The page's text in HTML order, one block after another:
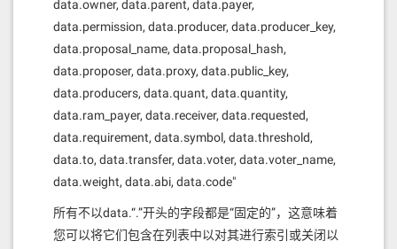
data.owner, data.parent, data.payer,
data.permission, data.producer, data.producer_key,
data.proposal_name, data.proposal_hash,
data.proposer, data.proxy, data.public_key,
data.producers, data.quant, data.quantity,
data.ram_payer, data.receiver, data.requested,
data.requirement, data.symbol, data.threshold,
data.to, data.transfer, data.voter, data.voter_name,
data.weight, data.abi, data.code"
所有不以data.“.”开头的字段都是“固定的”，这意味着
您可以将它们包含在列表中以对其进行索引或关闭以